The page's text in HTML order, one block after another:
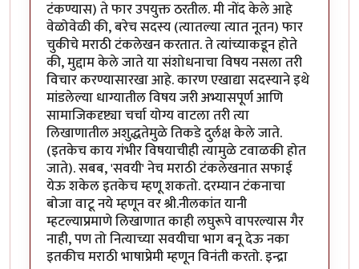
टंकण्यास) ते फार उपयुक्त ठरतील. मी नोंद केले आहे
वेळोवेळी की, बरेच सदस्य (त्यातल्या त्यात नूतन) फार
चुकीचे मराठी टंकलेखन करतात. ते त्यांच्याकडून होते
की, मुद्दाम केले जाते या संशोधनाचा विषय नसला तरी
विचार करण्यासारखा आहे. कारण एखाद्या सदस्याने इथे
मांडलेल्या धाग्यातील विषय जरी अभ्यासपूर्ण आणि
सामाजिकदृष्ट्या चर्चा योग्य वाटला तरी त्या
लिखाणातील अशुद्धतेमुळे तिकडे दुर्लक्ष केले जाते.
(इतकेच काय गंभीर विषयाचीही त्यामुळे टवाळकी होत
जाते). सबब, 'सवयी' नेच मराठी टंकलेखनात सफाई
येऊ शकेल इतकेच म्हणू शकतो. दरम्यान टंकनाचा
बोजा वाटू नये म्हणून वर श्री.नीलकांत यानी
म्हटल्याप्रमाणे लिखाणात काही लघुरूपे वापरल्यास गैर
नाही, पण तो नित्याच्या सवयीचा भाग बनू देऊ नका
इतकीच मराठी भाषाप्रेमी म्हणून विनंती करतो. इन्द्रा